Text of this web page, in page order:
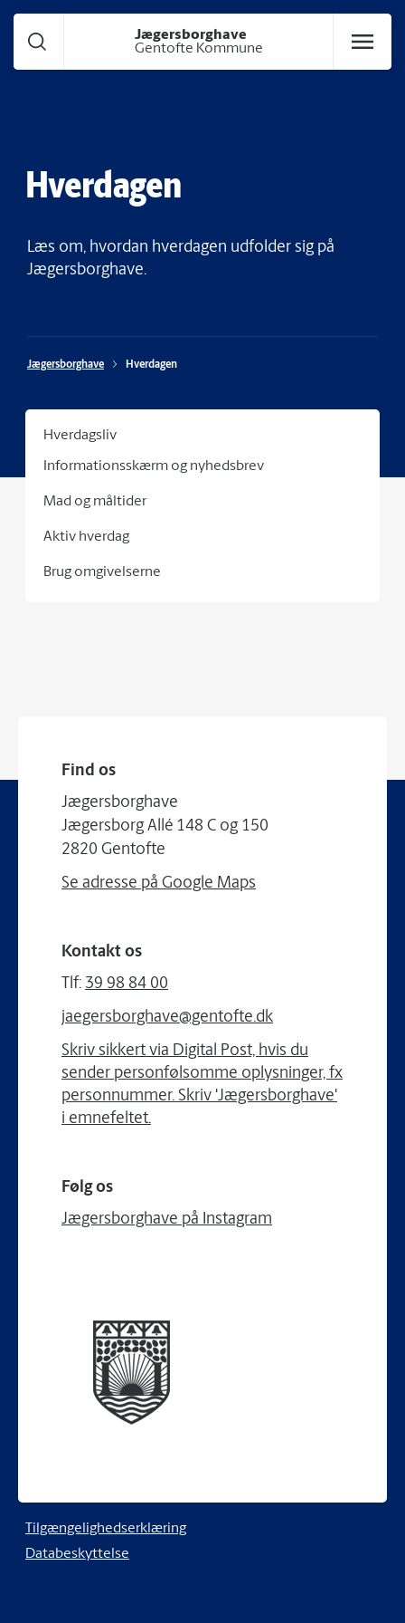
Jægersborghave
Gentofte Kommune
Hverdagen
Læs om, hvordan hverdagen udfolder sig på
Jægersborghave.
Jægersborghave Hverdagen
Hverdagsliv
Informationsskærm og nyhedsbrev
Mad og måltider
Aktiv hverdag
Brug omgivelserne
Find os
Jægersborghave
Jægersborg Allé 148 C og 150
2820 Gentofte
Se adresse på Google Maps
Kontakt os
Tlf: 39 98 84 00
jaegersborghave@gentofte.dk
Skriv sikkert via Digital Post, hvis du
sender personfølsomme oplysninger, fx
personnummer. Skriv 'Jægersborghave'
i emnefeltet.
Følg os
Jægersborghave på Instagram
Tilgængelighedserklæring
Databeskyttelse